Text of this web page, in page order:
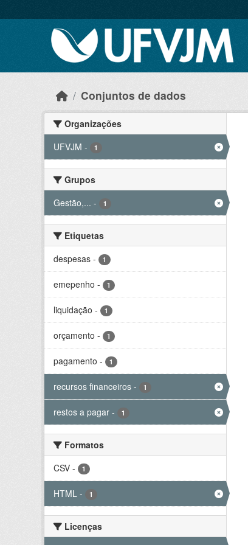
Conjuntos de dados
Organizações
UFVJM - 1
Grupos
Gestão,... - 1
Etiquetas
despesas - 1
emepenho - 1
liquidação - 1
orçamento - 1
pagamento - 1
recursos financeiros - 1
restos a pagar - 1
Formatos
CSV - 1
HTML - 1
Licenças